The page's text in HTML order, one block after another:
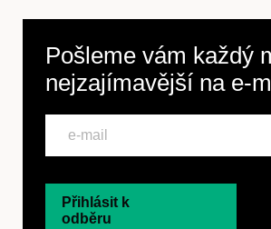
Pošleme vám každý
nejzajímavější na e-
Přihlásit k
odběru